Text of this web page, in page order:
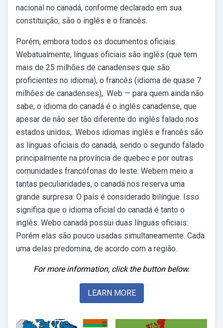
nacional no canadá, conforme declarado em sua
constituição, são o inglês e o francês.
Porém, embora todos os documentos oficiais.
Webatualmente, línguas oficiais são inglês (que tem
mais de 25 milhões de canadenses que são
proficientes no idioma), o francês (idioma de quase 7
milhões de canadenses),. Web — para quem ainda não
sabe, o idioma do canadá é o inglês canadense, que
apesar de não ser tão diferente do inglês falado nos
estados unidos,. Webos idiomas inglês e francês são
as línguas oficiais do canadá, sendo o segundo falado
principalmente na província de quebec e por outras
comunidades francófonas do leste. Webem meio a
tantas peculiaridades, o canadá nos reserva uma
grande surpresa: O país é considerado bilíngue. Isso
significa que o idioma oficial do canadá é tanto o
inglês. Webo canadá possui duas línguas oficiais:
Porém elas são pouco usadas simultaneamente. Cada
uma delas predomina, de acordo com a região.
For more information, click the button below.
LEARN MORE